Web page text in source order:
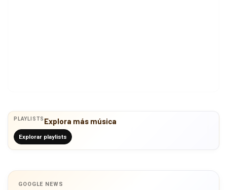
PLAYLISTS Explora más música
Explorar playlists
GOOGLE NEWS